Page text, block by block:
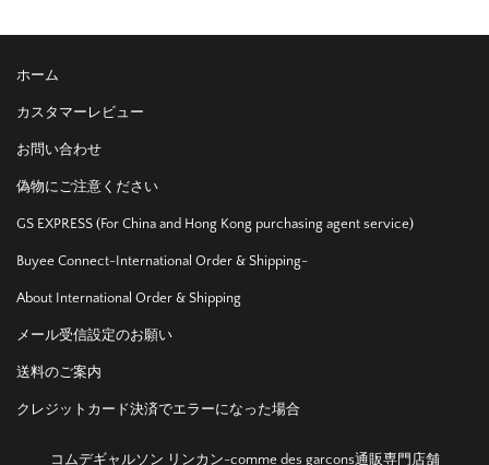
ホーム
カスタマーレビュー
お問い合わせ
偽物にご注意ください
GS EXPRESS (For China and Hong Kong purchasing agent service)
Buyee Connect-International Order & Shipping-
About International Order & Shipping
メール受信設定のお願い
送料のご案内
クレジットカード決済でエラーになった場合
コムデギャルソン リンカン-comme des garcons通販専門店舗